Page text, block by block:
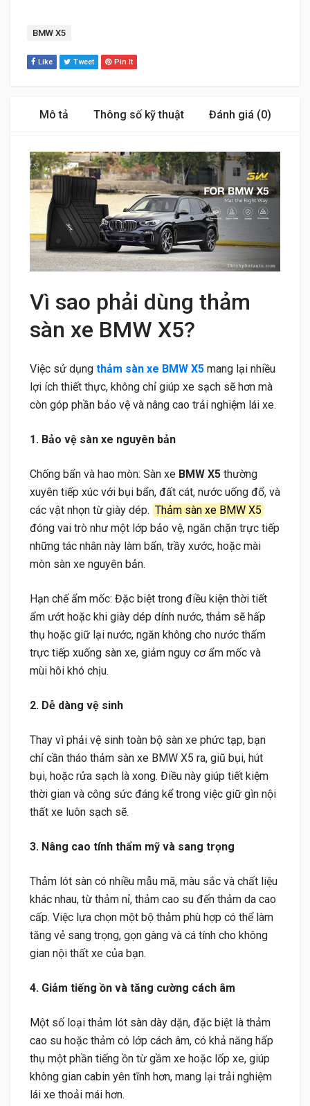
Tag:
BMW X5
Like Tweet Pin It
Mô tả Thông số kỹ thuật Đánh giá (0)
Vì sao phải dùng thảm
sàn xe BMW X5?
Việc sử dụng thảm sàn xe BMW X5 mang lại nhiều
lợi ích thiết thực, không chỉ giúp xe sạch sẽ hơn mà
còn góp phần bảo vệ và nâng cao trải nghiệm lái xe.
1. Bảo vệ sàn xe nguyên bản
Chống bẩn và hao mòn: Sàn xe BMW X5 thường
xuyên tiếp xúc với bụi bẩn, đất cát, nước uống đổ, và
các vật nhọn từ giày dép. Thảm sàn xe BMW X5
đóng vai trò như một lớp bảo vệ, ngăn chặn trực tiếp
những tác nhân này làm bẩn, trầy xước, hoặc mài
mòn sàn xe nguyên bản.
Hạn chế ẩm mốc: Đặc biệt trong điều kiện thời tiết
ẩm ướt hoặc khi giày dép dính nước, thảm sẽ hấp
thụ hoặc giữ lại nước, ngăn không cho nước thấm
trực tiếp xuống sàn xe, giảm nguy cơ ẩm mốc và
mùi hôi khó chịu.
2. Dễ dàng vệ sinh
Thay vì phải vệ sinh toàn bộ sàn xe phức tạp, bạn
chỉ cần tháo thảm sàn xe BMW X5 ra, giũ bụi, hút
bụi, hoặc rửa sạch là xong. Điều này giúp tiết kiệm
thời gian và công sức đáng kể trong việc giữ gìn nội
thất xe luôn sạch sẽ.
3. Nâng cao tính thẩm mỹ và sang trọng
Thảm lót sàn có nhiều mẫu mã, màu sắc và chất liệu
khác nhau, từ thảm nỉ, thảm cao su đến thảm da cao
cấp. Việc lựa chọn một bộ thảm phù hợp có thể làm
tăng vẻ sang trọng, gọn gàng và cá tính cho không
gian nội thất xe của bạn.
4. Giảm tiếng ồn và tăng cường cách âm
Một số loại thảm lót sàn dày dặn, đặc biệt là thảm
cao su hoặc thảm có lớp cách âm, có khả năng hấp
thụ một phần tiếng ồn từ gầm xe hoặc lốp xe, giúp
không gian cabin yên tĩnh hơn, mang lại trải nghiệm
lái xe thoải mái hơn.